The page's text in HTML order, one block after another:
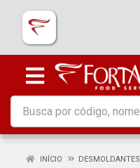
INÍCIO DESMOLDANTES